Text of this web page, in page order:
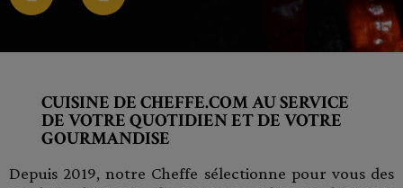
CUISINE DE CHEFFE.COM AU SERVICE
DE VOTRE QUOTIDIEN ET DE VOTRE
GOURMANDISE
Depuis 2019, notre Cheffe sélectionne pour vous des